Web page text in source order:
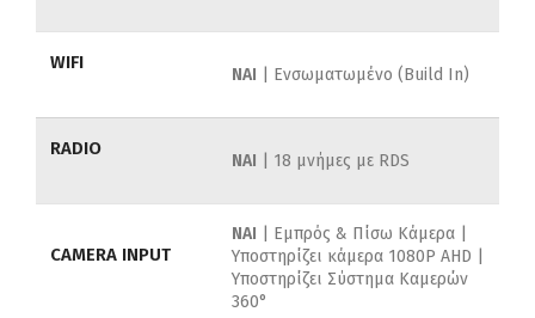
WIFI
ΝΑΙ | Ενσωματωμένο (Build In)
RADIO
ΝΑΙ | 18 μνήμες με RDS
CAMERA INPUT
ΝΑΙ | Εμπρός & Πίσω Κάμερα |
Υποστηρίζει κάμερα 1080P AHD |
Υποστηρίζει Σύστημα Καμερών
360°